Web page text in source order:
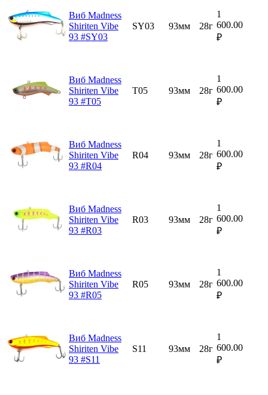
Виб Madness
Shiriten Vibe
93 #SY03
SY03 93мм 28г
1
600.00
₽
Виб Madness
Shiriten Vibe
93 #T05
T05 93мм 28г
1
600.00
₽
Виб Madness
Shiriten Vibe
93 #R04
R04 93мм 28г
1
600.00
₽
Виб Madness
Shiriten Vibe
93 #R03
R03 93мм 28г
1
600.00
₽
Виб Madness
Shiriten Vibe
93 #R05
R05 93мм 28г
1
600.00
₽
Виб Madness
Shiriten Vibe
93 #S11
S11 93мм 28г
1
600.00
₽